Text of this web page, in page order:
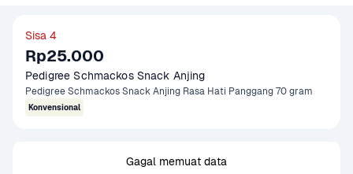
Sisa 4
Rp25.000
Pedigree Schmackos Snack Anjing
Pedigree Schmackos Snack Anjing Rasa Hati Panggang 70 gram
Konvensional
Gagal memuat data